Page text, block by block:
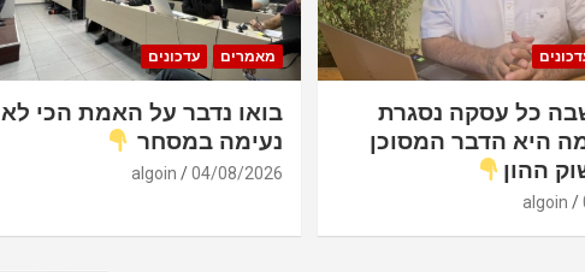
כל עסקה נסגרת
היא הדבר המסוכן
ההון
algoin
מאמרים עדכונים
בואו נדבר על האמת הכי לא
נעימה במסחר
04/08/2026
algoin